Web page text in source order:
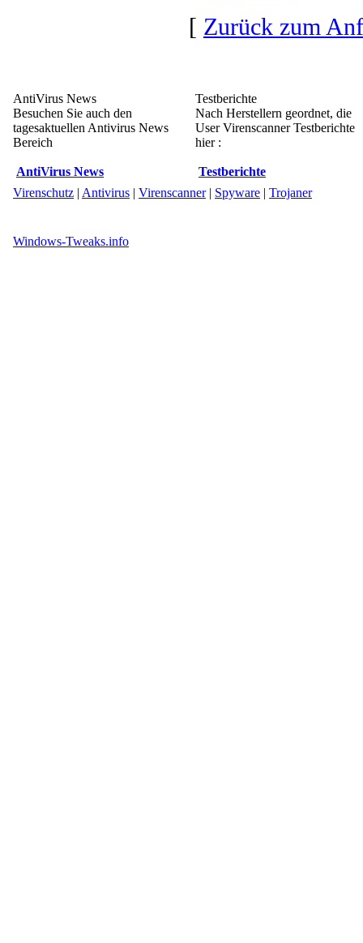
[ Zurück zum
AntiVirus News
Besuchen Sie auch den
tagesaktuellen Antivirus News
Bereich
AntiVirus News
Testberichte
Nach Herstellern geordnet, die
User Virenscanner Testberichte
hier :
Testberichte
Virenschutz | Antivirus | Virenscanner| Spyware | Trojaner
Windows-Tweaks.info